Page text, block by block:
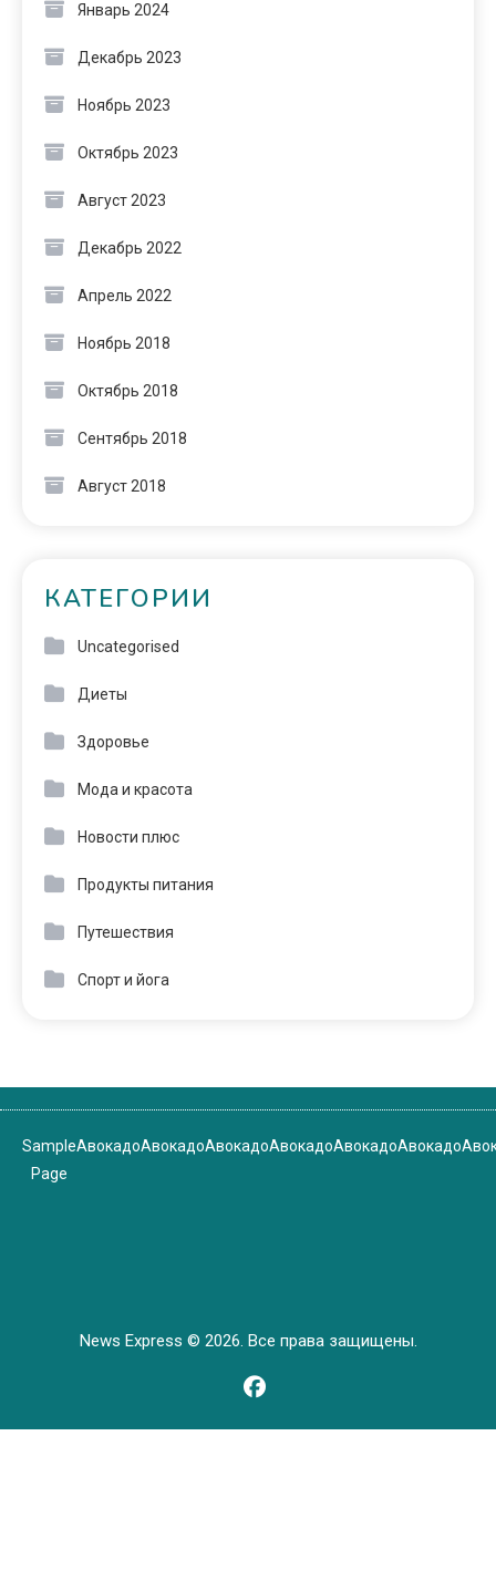
Январь 2024
Декабрь 2023
Ноябрь 2023
Октябрь 2023
Август 2023
Декабрь 2022
Апрель 2022
Ноябрь 2018
Октябрь 2018
Сентябрь 2018
Август 2018
КАТЕГОРИИ
Uncategorised
Диеты
Здоровье
Мода и красота
Новости плюс
Продукты питания
Путешествия
Спорт и йога
Sample
Page
АвокадоАвокадоАвокадоАвокадоАвокадоАвокадо
News Express © 2026. Все права защищены.